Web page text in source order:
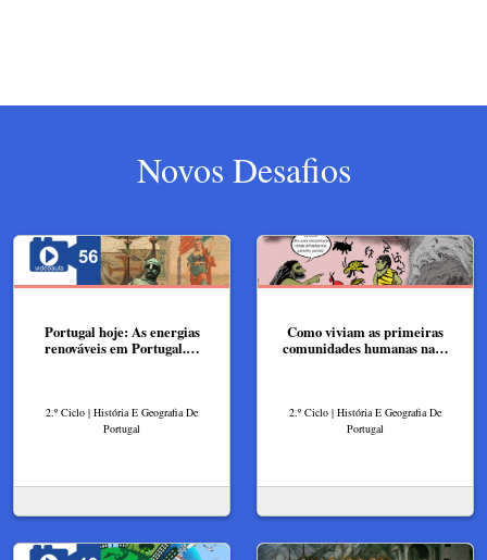
Novos Desafios
Portugal hoje: As energias
renováveis em Portugal.…
2.º Ciclo | História E Geografia De
Portugal
Como viviam as primeiras
comunidades humanas na…
2.º Ciclo | História E Geografia De
Portugal